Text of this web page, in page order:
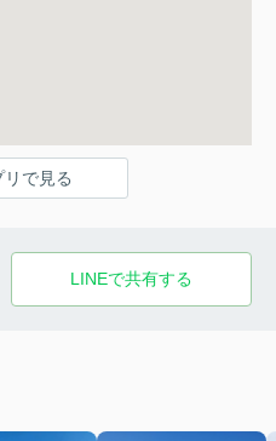
で見る
LINEで共有する